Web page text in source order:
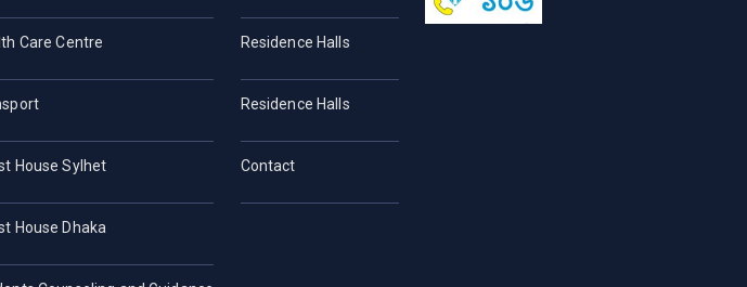
Care Centre
House Sylhet
House Dhaka
Residence Halls
Residence Halls
Contact